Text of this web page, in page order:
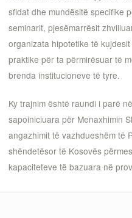
sfidat dhe mundësitë specifike
seminarit, pjesëmarrësit
organizata hipotetike të
praktike për ta përmirësuar të
brenda institucioneve të tyre.
Ky trajnim është raundi i parë
sapoiniciuara për Menaxhimin
angazhimit të vazhdueshëm të
shëndetësor të Kosovës
kapaciteteve të bazuara në